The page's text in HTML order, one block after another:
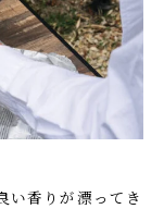
い香りが漂ってき